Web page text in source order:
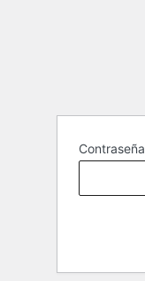
Contraseña